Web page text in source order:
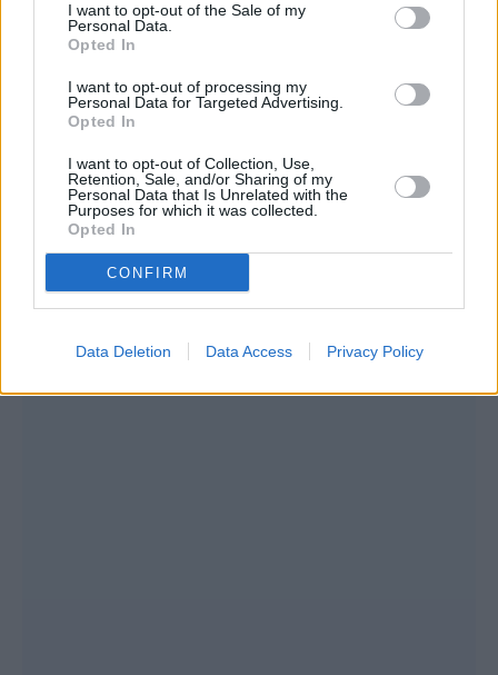
I want to opt-out of the Sale of my
Personal Data.
Opted In
I want to opt-out of processing my
Personal Data for Targeted Advertising.
Opted In
I want to opt-out of Collection, Use,
Retention, Sale, and/or Sharing of my
Personal Data that Is Unrelated with the
Purposes for which it was collected.
Opted In
CONFIRM
Data Deletion Data Access Privacy Policy
διαπιστώθηκε διαρρηγμένος δακτύλιος
ασφαλείας σε ορισμένα φιαλίδια) βάση της
υπ’ αριθ. 98/24 Έκθεσης Δοκιμών/
Αναλύσεων της Δ/νσης Εργαστηρίων του
ΕΟΦ .